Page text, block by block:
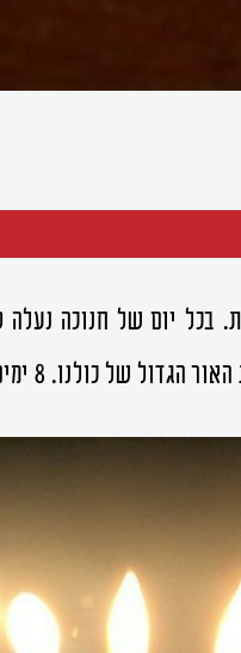
בכל יום של חנוכה
כולנו. 8 ימים ו-8 מדריכים.